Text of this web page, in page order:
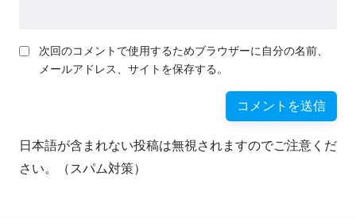
次回のコメントで使用するためブラウザーに自分の名前、
メールアドレス、サイトを保存する。
日本語が含まれない投稿は無視されますのでご注意くだ
さい。（スパム対策）